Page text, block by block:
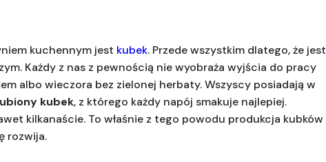
kuchennym jest kubek. Przede wszystkim dlatego, że jest
Każdy z nas z pewnością nie wyobraża wyjścia do pracy
albo wieczora bez zielonej herbaty. Wszyscy posiadają w
kubek, z którego każdy napój smakuje najlepiej.
kilkanaście. To właśnie z tego powodu produkcja kubków
rozwija.